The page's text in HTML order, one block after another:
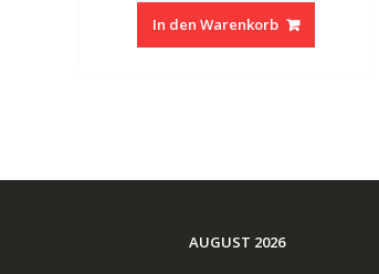
war:
118.38 CHF
In den Warenkorb
AUGUST 2026